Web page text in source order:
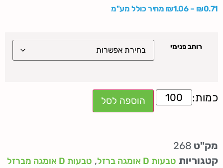
₪0.71
–
₪1.06 מחיר כולל מע"מ
רוחב פנימי
הוספה לסל
מק"ט 268
קטגוריות טבעות D אומגה ברזל , טבעות D אומגה מברזל